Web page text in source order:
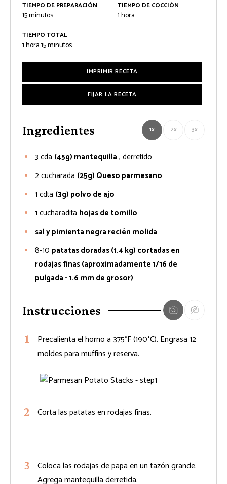
TIEMPO DE PREPARACIÓN
15minutos
minutos
TIEMPO DE COCCIÓN
1hora
hora
TIEMPO TOTAL
1hora
hora15minutos
minutos
IMPRIMIR RECETA
FIJAR LA RECETA
Ingredientes 1x 2x 3x
3 cda (45g) mantequilla , derretido
2cucharada (25g) Queso parmesano
1 cdta (3g) polvo de ajo
1 cucharadita hojas de tomillo
sal y pimienta negra recién molida
8-10 patatas doradas (1.4 kg) cortadas en
rodajas finas (aproximadamente 1/16 de
pulgada - 1.6 mm de grosor)
Instrucciones
Precalienta el horno a 375°F (190°C). Engrasa 12
moldes para muffins y reserva.
Corta las patatas en rodajas finas.
Coloca las rodajas de papa en un tazón grande.
Agrega mantequilla derretida.